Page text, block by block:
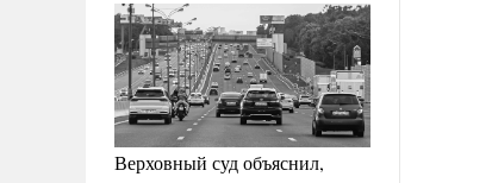
Верховный суд объяснил,